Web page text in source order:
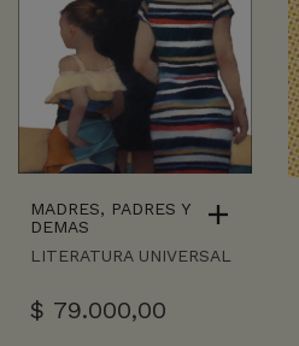
MADRES, PADRES Y
DEMAS
LITERATURA UNIVERSAL
$ 79.000,00